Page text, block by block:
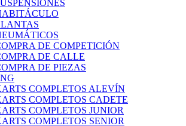
DE COMPETICIÓN
DE CALLE
DE PIEZAS
COMPLETOS ALEVÍN
COMPLETOS CADETE
COMPLETOS JUNIOR
COMPLETOS SENIOR